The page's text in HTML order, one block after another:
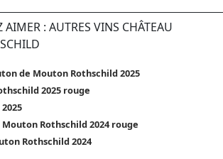
: AUTRES VINS CHÂTEAU
de Mouton Rothschild 2025
2025 rouge
Rothschild 2024 rouge
Rothschild 2024